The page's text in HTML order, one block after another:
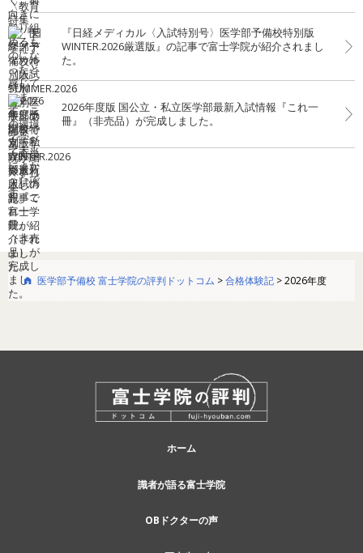
『日経メディカル〈入試特別号〉医学部予備校特別版
WINTER.2026厳選版』の記事で富士学院が紹介されまし
た。
2026年度版 国公立・私立医学部最新入試情報『これ一
冊』（非売品）が完成しました。
医学部予備校 富士学院の評判ドットコム >合格体験記 >2026年度
ホーム
識者が語る富士学院
OBドクターの声